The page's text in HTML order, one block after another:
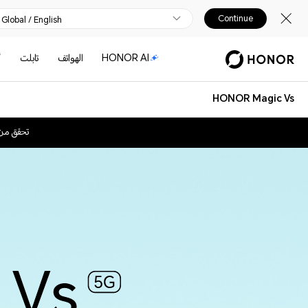
Global / English Continue
HONOR AI الهواتف تابلت
HONOR Magic Vs
تحقق